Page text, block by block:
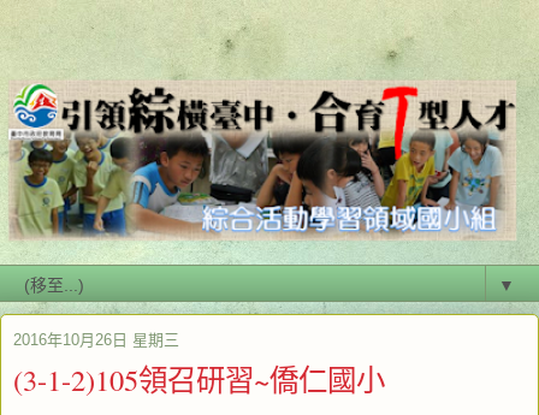
▼
2016年10月26日 星期三
(3-1-2)105領召研習~僑仁國小